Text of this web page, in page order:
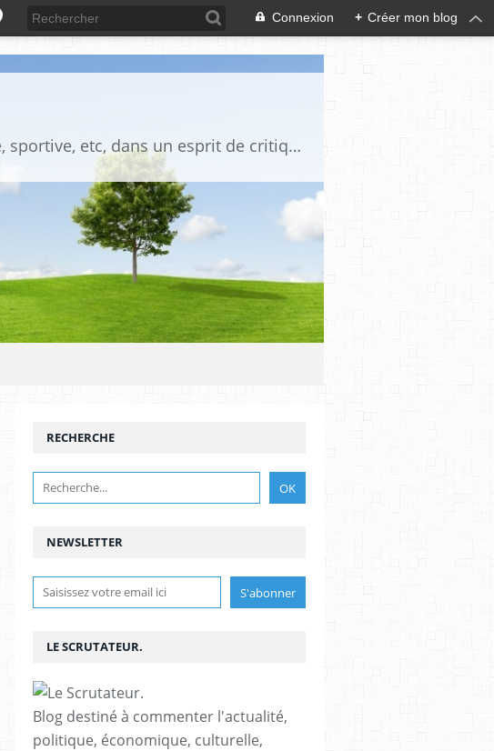
Connexion + Créer mon blog
Blog destiné à commenter l'actualité, politique, économique, culturelle, sportive, etc, dans un esprit de critique philosophique, d'esprit chrétien et français.La collaboration des lecteurs est souhaitée, de même que la courtoisie, et l'esprit de tolérance.
NEWSLETTER
RECHERCHE
LE SCRUTATEUR.
Blog destiné à commenter l'actualité,
politique, économique, culturelle,